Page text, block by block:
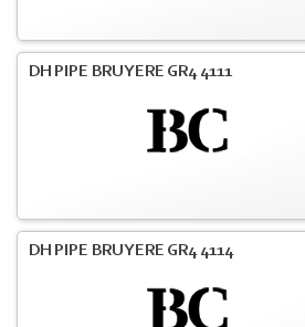
DH PIPE BRUYERE GR4 4111
DH PIPE BRUYERE GR4 4114